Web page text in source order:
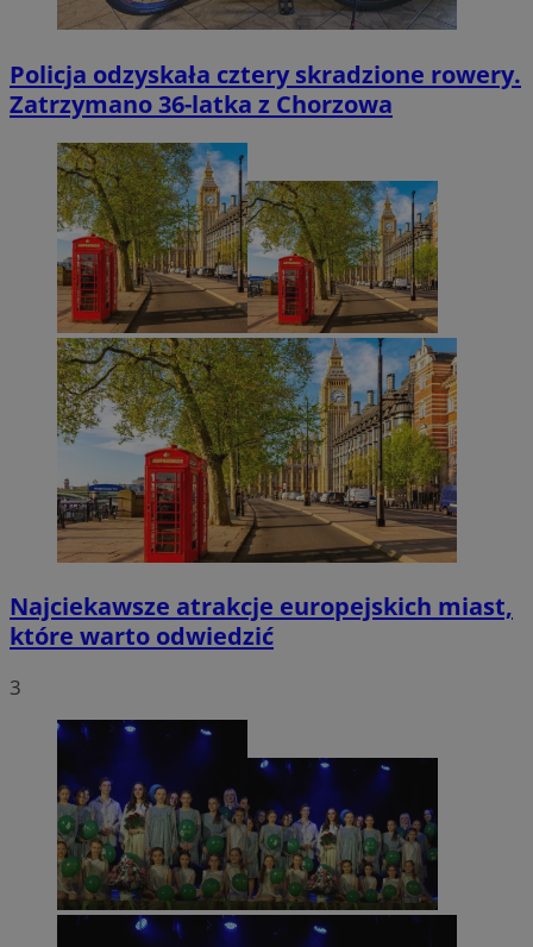
Policja odzyskała cztery skradzione rowery.
Zatrzymano 36-latka z Chorzowa
Najciekawsze atrakcje europejskich miast,
które warto odwiedzić
3